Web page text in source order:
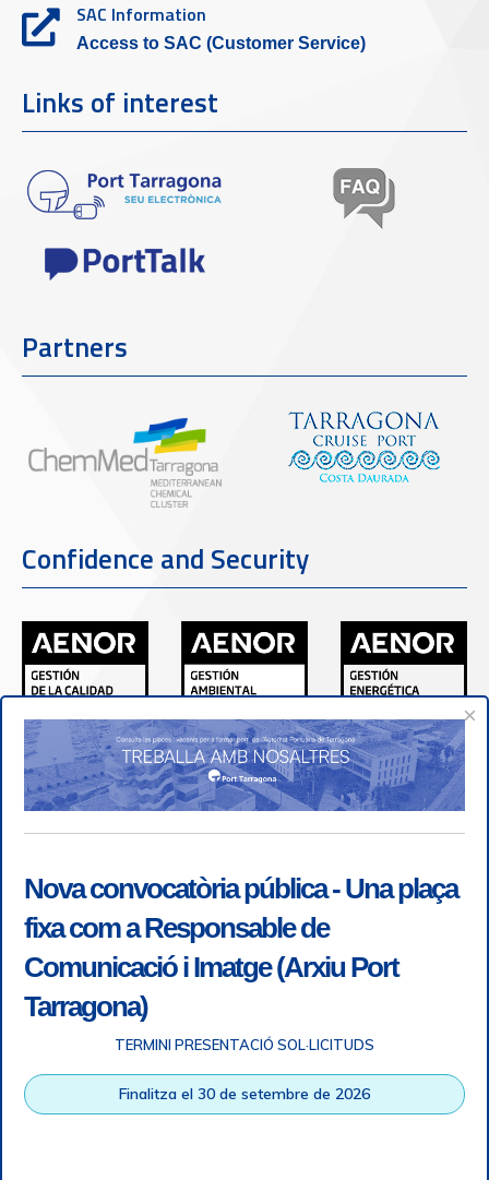
SAC Information
Access to SAC (Customer Service)
Links of interest
Partners
Confidence and Security
Accessibility Legal note | + info RGPD |Information of
×
Nova convocatòria pública - Una plaça
fixa com a Responsable de
Comunicació i Imatge (Arxiu Port
Tarragona)
TERMINI PRESENTACIÓ SOL·LICITUDS
Finalitza el 30 de setembre de 2026